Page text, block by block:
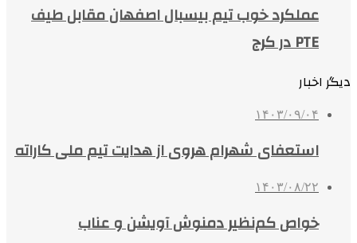
عملکرد خوب تیم بیسبال اصفهان مقابل طیف
PTE در کرج
دیگر اخبار
۱۴۰۳/۰۹/۰۴
استعفای شهرام هروی از هدایت تیم ملی کاراته
۱۴۰۳/۰۸/۲۲
خواص کم‌نظیر دمنوش آویشن و عناب